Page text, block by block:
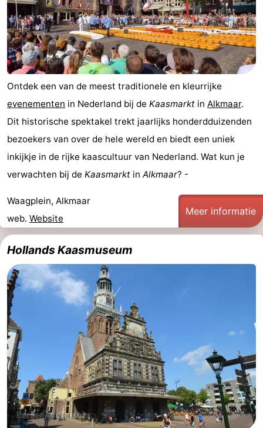
Ontdek een van de meest traditionele en kleurrijke
evenementen in Nederland bij de Kaasmarkt in Alkmaar.
Dit historische spektakel trekt jaarlijks honderdduizenden
bezoekers van over de hele wereld en biedt een uniek
inkijkje in de rijke kaascultuur van Nederland. Wat kun je
verwachten bij de Kaasmarkt in Alkmaar? -
Waagplein, Alkmaar
web. Website
Meer informatie
Hollands Kaasmuseum